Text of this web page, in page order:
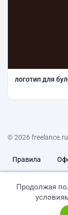
логотип для
© 2026 freelance.ru
Правила
Продолжая